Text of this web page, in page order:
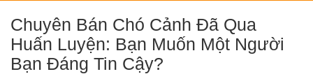
Chuyên Bán Chó Cảnh Đã Qua
Huấn Luyện: Bạn Muốn Một Người
Bạn Đáng Tin Cậy?